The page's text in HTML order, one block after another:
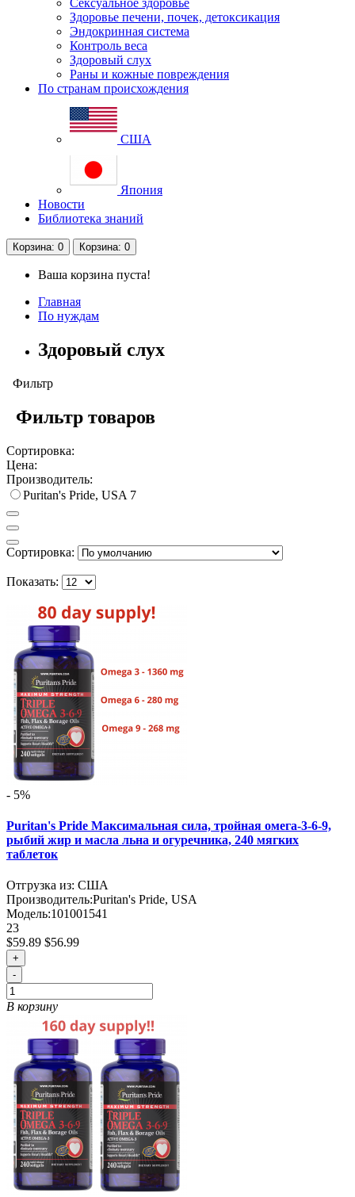
Сексуальное здоровье
Здоровье печени, почек, детоксикация
Эндокринная система
Контроль веса
Здоровый слух
Раны и кожные повреждения
По странам происхождения
США
Япония
Новости
Библиотека знаний
Корзина: 0 Корзина: 0
Ваша корзина пуста!
Главная
По нуждам
Здоровый слух
Фильтр
Фильтр товаров
Сортировка:
Цена:
Производитель:
Puritan's Pride, USA 7
Сортировка:
Показать:
- 5%
Puritan's Pride Максимальная сила, тройная омега-3-6-9,
рыбий жир и масла льна и огуречника, 240 мягких
таблеток
Отгрузка из: США
Производитель:Puritan's Pride, USA
Модель:101001541
23
$59.89 $56.99
+
-
В корзину